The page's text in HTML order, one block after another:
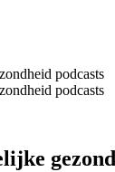
podcasts
podcasts